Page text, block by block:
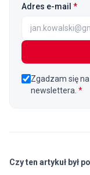
Adres e-mail *
Zgadzam się
newslettera. *
Czy ten artykuł był